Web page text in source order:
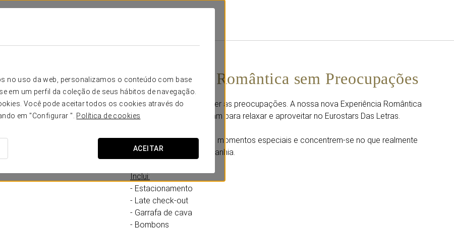
no uso da web, personalizamos o conteúdo com base
em um perfil da coleção de seus hábitos de navegação.
Você pode aceitar todos os cookies através do
em "Configurar ". Política de cookies
ACEITAR
Experiência Romântica sem Preocupações
Para quem quer esquecer as preocupações. A nossa nova Experiência Romântica
inclui tudo o que precisam para relaxar e aproveitar no Eurostars Das Letras.
Descontraiam, partilhem momentos especiais e concentrem-se no que realmente
importa… a vossa companhia.
Inclui:
- Estacionamento
- Late check-out
- Garrafa de cava
- Bombons